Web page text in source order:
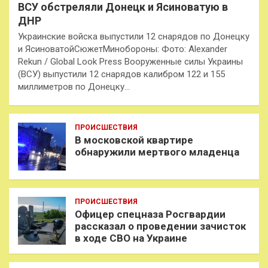
ВСУ обстреляли Донецк и Ясиноватую в
ДНР
Украинские войска выпустили 12 снарядов по Донецку
и ЯсиноватойСюжетМинобороны: Фото: Alexander
Rekun / Global Look Press Вооруженные силы Украины
(ВСУ) выпустили 12 снарядов калибром 122 и 155
миллиметров по Донецку…
ПРОИСШЕСТВИЯ
В московской квартире
обнаружили мертвого младенца
ПРОИСШЕСТВИЯ
Офицер спецназа Росгвардии
рассказал о проведении зачисток
в ходе СВО на Украине